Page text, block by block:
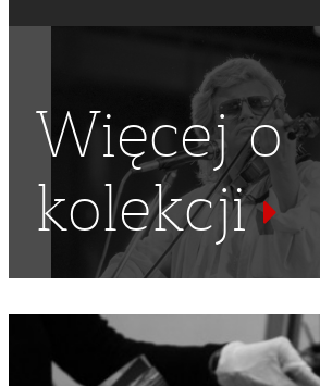
FABRYKI , ZANIECZYSZCZENIE
PETROCHEMIA PŁOCK
MAZOWIECKIE
RAFINERYJNE I PETROCHEMICZNE
Więcej o
kolekcji